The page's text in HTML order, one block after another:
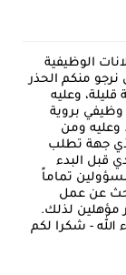
الوظيفية
منكم الحذر
وعليه
وظيفي بروية
وعليه ومن
جهة تطلب
قبل البدء
تماماً
عن عمل
مؤهلين لذلك.
الله - شكرا لكم